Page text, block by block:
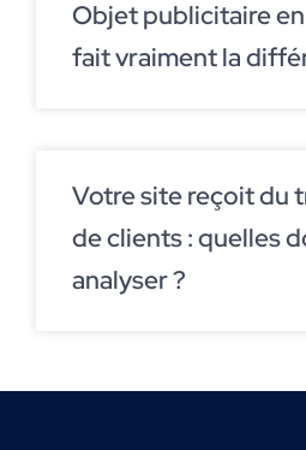
Objet publicitaire
fait vraiment la
Votre site reçoit du
de clients : quelles
analyser ?